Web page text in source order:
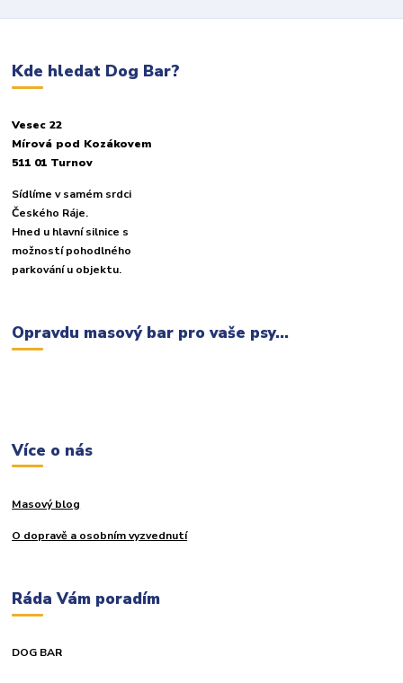
Kde hledat Dog Bar?
Vesec 22
Mírová pod Kozákovem
511 01 Turnov
Sídlíme v samém srdci
Českého Ráje.
Hned u hlavní silnice s
možností pohodlného
parkování u objektu.
Opravdu masový bar pro vaše psy...
Více o nás
Masový blog
O dopravě a osobním vyzvednutí
Ráda Vám poradím
DOG BAR